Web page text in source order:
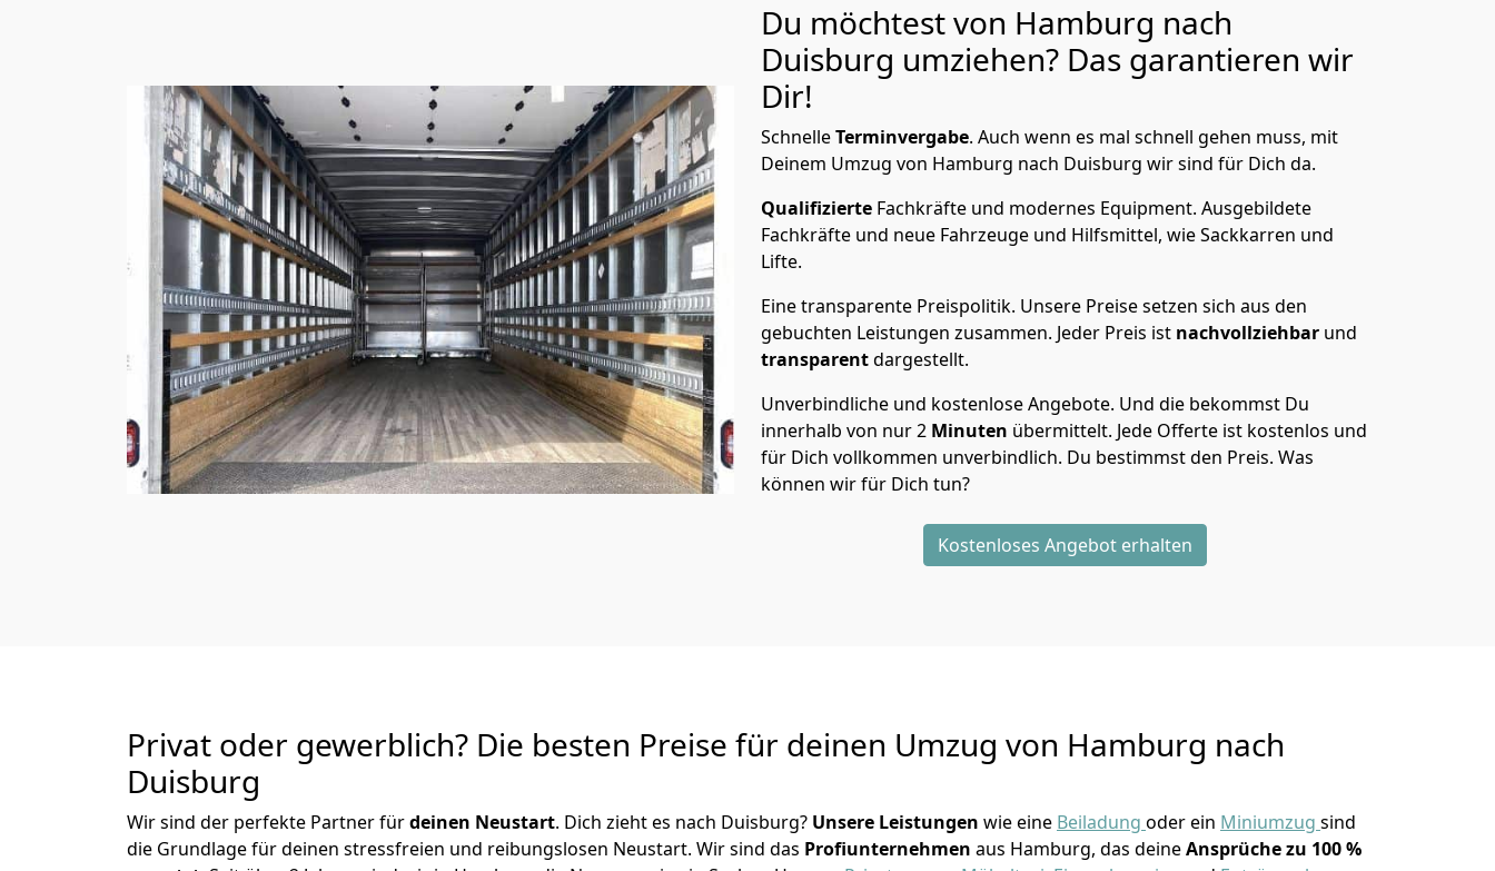
Du möchtest von Hamburg nach
Duisburg umziehen? Das garantieren wir
Dir!
SchnelleTerminvergabe. Auch wenn es mal schnell gehen muss, mit
Deinem Umzug von Hamburg nach Duisburg wir sind für Dich da.
Qualifizierte Fachkräfte und modernes Equipment. Ausgebildete
Fachkräfte und neue Fahrzeuge und Hilfsmittel, wie Sackkarren und
Lifte.
Eine transparente Preispolitik. Unsere Preise setzen sich aus den
gebuchten Leistungen zusammen. Jeder Preis ist nachvollziehbar und
transparentdargestellt.
Unverbindliche und kostenlose Angebote. Und die bekommst Du
innerhalb von nur2 Minuten übermittelt. Jede Offerte ist kostenlos und
für Dich vollkommen unverbindlich. Du bestimmst den Preis. Was
können wir für Dich tun?
Kostenloses Angebot erhalten
Privat oder gewerblich? Die besten Preise für deinen Umzug von Hamburg nach
Duisburg
Wir sind der perfekte Partner fürdeinen Neustart. Dich zieht es nach Duisburg? Unsere Leistungen wie eine Beiladung oder ein Miniumzug sind
die Grundlage für deinen stressfreien und reibungslosen Neustart. Wir sind das Profiunternehmen aus Hamburg, das deineAnsprüche zu 100 %